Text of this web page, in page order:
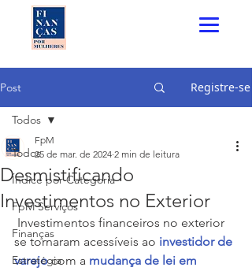
Post Registre-se
Todos
Índice por Categoria
FpM Serviços
Finanças
Estratégia
Todos
Desmistificando
Investimentos no Exterior
FpM
25 de mar. de 2024 2 min de leitura
se tornaram acessíveis ao investidor de
varejo com a mudança de lei em